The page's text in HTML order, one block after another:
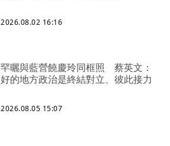
2026.08.02 16:16
罕曬與藍營饒慶玲同框照 蔡英文：
好的地方政治是終結對立、彼此接力
2026.08.05 15:07